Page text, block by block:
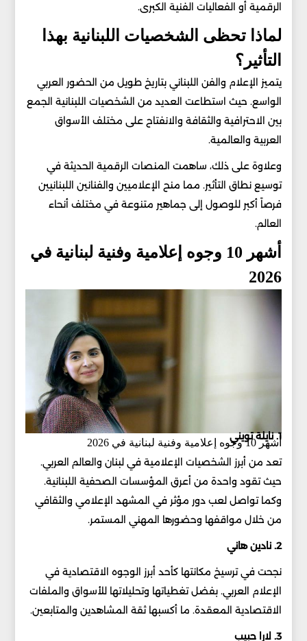
الرقمية أو الفعاليات الفنية الكبرى.
لماذا تحظى الشخصيات اللبنانية بهذا
التأثير؟
يتميز الإعلام والفن اللبناني بتاريخ طويل من الحضور العربي
الواسع. حيث استطاعت العديد من الشخصيات اللبنانية الجمع
بين الاحترافية والثقافة والانفتاح على مختلف الأسواق
العربية والعالمية.
وعلاوة على ذلك، ساهمت المنصات الرقمية الحديثة في
توسيع نطاق التأثير. مما منح الإعلاميين والفنانين اللبنانيين
فرصاً أكبر للوصول إلى جماهير متنوعة في مختلف أنحاء
العالم.
أشهر 10 وجوه إعلامية وفنية لبنانية في
2026
أشهر 10 وجوه إعلامية وفنية لبنانية في 2026
1. نايلة تويني
تعد من أبرز الشخصيات الإعلامية في لبنان والعالم العربي.
حيث تقود واحدة من أعرق المؤسسات الصحفية اللبنانية.
وكما تواصل لعب دور مؤثر في المشهد الإعلامي والثقافي
من خلال مواقفها وحضورها المهني المستمر.
2. نادين هاني
نجحت في ترسيخ مكانتها كأحد أبرز الوجوه الاقتصادية في
الإعلام العربي. بفضل تغطياتها وتحليلاتها للأسواق والملفات
الاقتصادية المعقدة. ما أكسبها ثقة المشاهدين والمتابعين.
3. لارا حبيب